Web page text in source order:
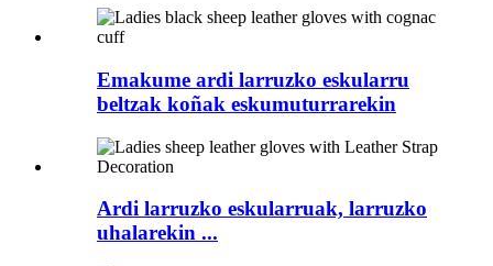
Emakume ardi larruzko eskularru
beltzak koñak eskumuturrarekin
Ardi larruzko eskularruak, larruzko
uhalarekin ...